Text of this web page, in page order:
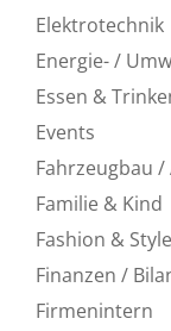
Elektrotechnik
Energie- /
Essen &
Events
Fahrzeugbau
Familie & Kind
Fashion & Style
Finanzen /
Firmenintern